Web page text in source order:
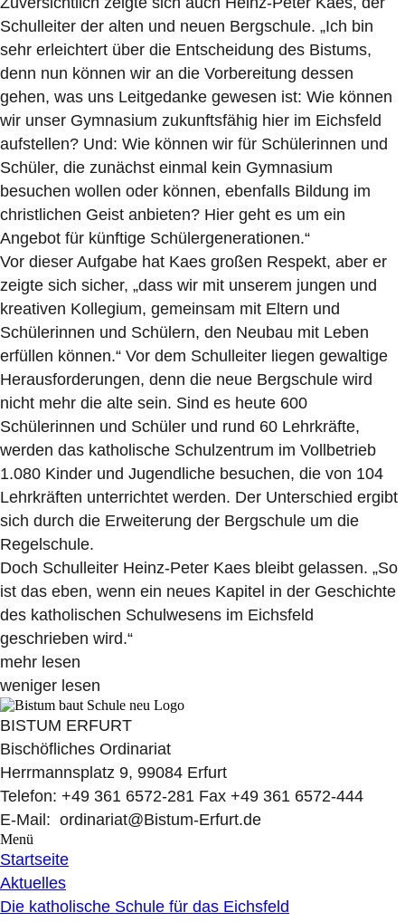
Schulleiter der alten und neuen Bergschule. „Ich bin
sehr erleichtert über die Entscheidung des Bistums,
denn nun können wir an die Vorbereitung dessen
gehen, was uns Leitgedanke gewesen ist: Wie können
wir unser Gymnasium zukunftsfähig hier im Eichsfeld
aufstellen? Und: Wie können wir für Schülerinnen und
Schüler, die zunächst einmal kein Gymnasium
besuchen wollen oder können, ebenfalls Bildung im
christlichen Geist anbieten? Hier geht es um ein
Angebot für künftige Schülergenerationen.“
Vor dieser Aufgabe hat Kaes großen Respekt, aber er
zeigte sich sicher, „dass wir mit unserem jungen und
kreativen Kollegium, gemeinsam mit Eltern und
Schülerinnen und Schülern, den Neubau mit Leben
erfüllen können.“ Vor dem Schulleiter liegen gewaltige
Herausforderungen, denn die neue Bergschule wird
nicht mehr die alte sein. Sind es heute 600
Schülerinnen und Schüler und rund 60 Lehrkräfte,
werden das katholische Schulzentrum im Vollbetrieb
1.080 Kinder und Jugendliche besuchen, die von 104
Lehrkräften unterrichtet werden. Der Unterschied ergibt
sich durch die Erweiterung der Bergschule um die
Regelschule.
Doch Schulleiter Heinz-Peter Kaes bleibt gelassen. „So
ist das eben, wenn ein neues Kapitel in der Geschichte
des katholischen Schulwesens im Eichsfeld
geschrieben wird.“
mehr lesen
weniger lesen
BISTUM ERFURT
Bischöfliches Ordinariat
Herrmannsplatz 9, 99084 Erfurt
Telefon: +49 361 6572-281 Fax +49 361 6572-444
E-Mail: ordinariat@Bistum-Erfurt.de
Menü
Startseite
Aktuelles
Die katholische Schule für das Eichsfeld